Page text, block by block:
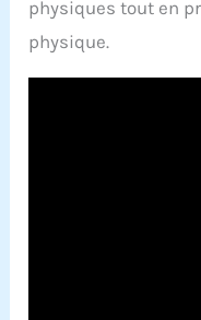
physiques tout en
physique.